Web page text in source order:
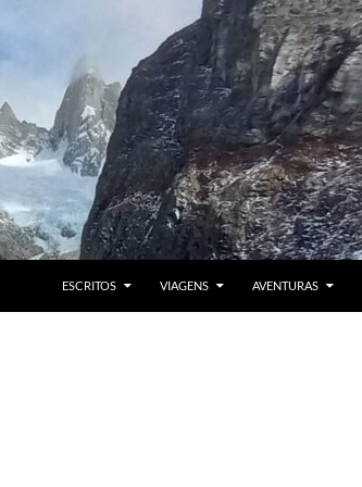
ESCRITOS VIAGENS AVENTURAS